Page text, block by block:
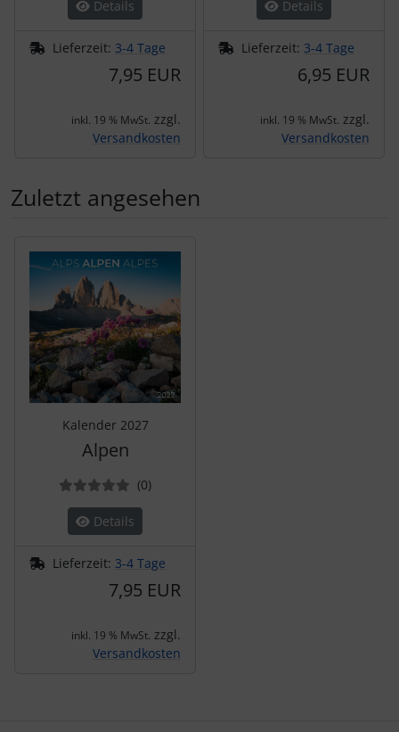
Details
Lieferzeit: 3-4 Tage
7,95 EUR
inkl. 19 % MwSt. zzgl.
Versandkosten
Details
Lieferzeit: 3-4 Tage
6,95 EUR
inkl. 19 % MwSt. zzgl.
Versandkosten
Zuletzt angesehen
Kalender 2027
Alpen
(0Bewertungen
)
Details
Lieferzeit: 3-4 Tage
7,95 EUR
inkl. 19 % MwSt. zzgl.
Versandkosten